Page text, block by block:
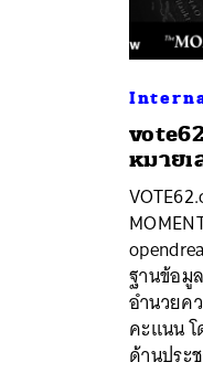
หมายเ
ฐานข้อมู
อำนวยค
คะแนน
ด้านประ